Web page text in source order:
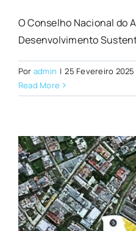
O Conselho Nacional do
Desenvolvimento
Por admin | 25 Fevereiro 2025
Read More